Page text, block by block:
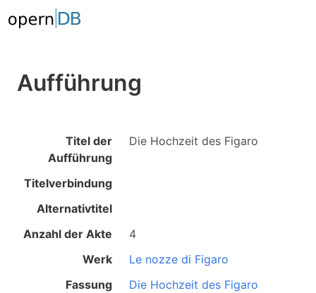
Aufführung
Titel der
Aufführung
Die Hochzeit des Figaro
Titelverbindung
Alternativtitel
Anzahl der Akte
4
Werk
Le nozze di Figaro
Fassung
Die Hochzeit des Figaro